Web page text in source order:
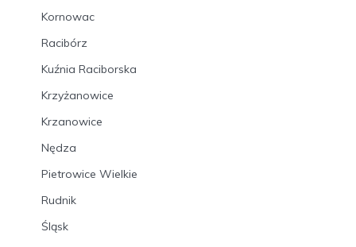
Kornowac
Racibórz
Kuźnia Raciborska
Krzyżanowice
Krzanowice
Nędza
Pietrowice Wielkie
Rudnik
Śląsk